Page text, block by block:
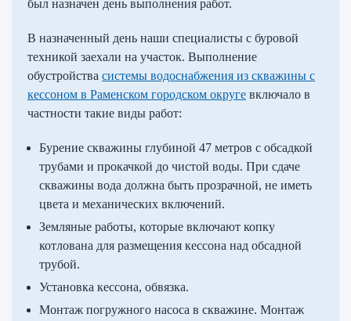
был назначен день выполнения работ.
В назначенный день наши специалисты с буровой
техникой заехали на участок. Выполнение
обустройства системы водоснабжения из скважины с
кессоном в Раменском городском округе включало в
частности такие виды работ:
Бурение скважины глубиной 47 метров с обсадкой
трубами и прокачкой до чистой воды. При сдаче
скважины вода должна быть прозрачной, не иметь
цвета и механических включений.
Земляные работы, которые включают копку
котлована для размещения кессона над обсадной
трубой.
Установка кессона, обвязка.
Монтаж погружного насоса в скважине. Монтаж